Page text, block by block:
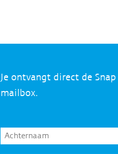
Je ontvangt direct de
mailbox.
Achternaam